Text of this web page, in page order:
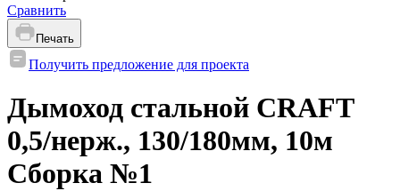
Сравнить
Печать
Получить предложение для проекта
Дымоход стальной CRAFT
0,5/нерж., 130/180мм, 10м
Сборка №1